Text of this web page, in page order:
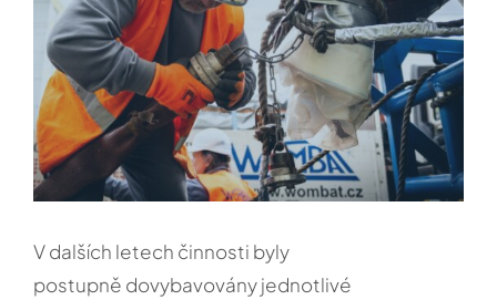
WOMBAT-HLAVNI-07
V dalších letech činnosti byly
postupně dovybavovány jednotlivé